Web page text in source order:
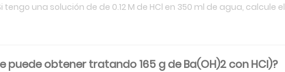
una solución de de 0.12 M de HCl en 350 ml de agua, calcule el
puede obtener tratando 165 g de Ba(OH)2 con HCl)?